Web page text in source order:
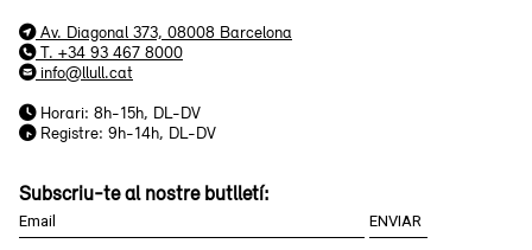
Av. Diagonal 373, 08008 Barcelona
T. +34 93 467 8000
info@llull.cat
Horari: 8h-15h, DL-DV
Registre: 9h-14h, DL-DV
Subscriu-te al nostre butlletí: